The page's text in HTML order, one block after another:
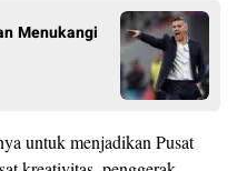
Menukangi
untuk menjadikan Pusat